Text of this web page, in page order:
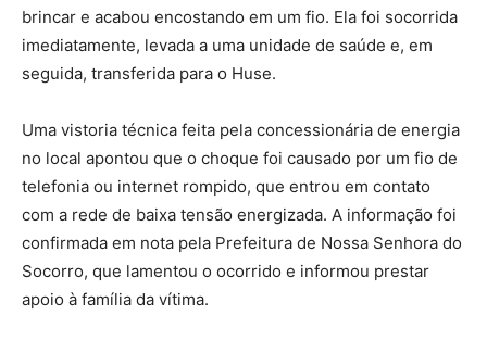
brincar e acabou encostando em um fio. Ela foi socorrida
imediatamente, levada a uma unidade de saúde e, em
seguida, transferida para o Huse.
Uma vistoria técnica feita pela concessionária de energia
no local apontou que o choque foi causado por um fio de
telefonia ou internet rompido, que entrou em contato
com a rede de baixa tensão energizada. A informação foi
confirmada em nota pela Prefeitura de Nossa Senhora do
Socorro, que lamentou o ocorrido e informou prestar
apoio à família da vítima.